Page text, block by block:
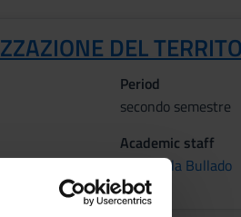
DEL
Period
secondo semestre
Academic staff
Emanuela Bullado